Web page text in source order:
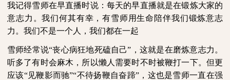
我记得雪师在早直播时说：每天的早直播就是在锻炼大家的
意志力。我们何其有幸，有雪师用生命陪伴我们锻炼意志
力。我们不是一个人，我们都在一起
雪师经常说“丧心病狂地死磕自己”，这就是在磨炼意志力。
听多了有时会麻木，所以懒人需要时不时被鞭打一下。但更
应该“见鞭影而驰”“不待扬鞭自奋蹄”，这也是雪师一直在强